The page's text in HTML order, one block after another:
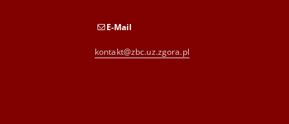
E-Mail
kontakt@zbc.uz.zgora.pl